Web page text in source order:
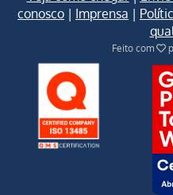
conosco | Imprensa |
Feito com